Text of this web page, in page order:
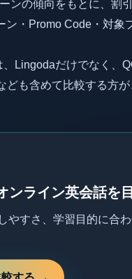
ンの傾向をもとに、割
・Promo Code・対象
Lingodaだけでなく、
も含めて比較する方
ンライン英会話を
やすさ、学習目的に合